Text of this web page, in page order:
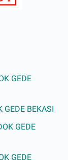
GEDE
GEDE BEKASI
GEDE
GEDE